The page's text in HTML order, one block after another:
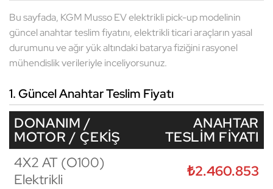
Bu sayfada, KGM Musso EV elektrikli pick-up modelinin
güncel anahtar teslim fiyatını, elektrikli ticari araçların yasal
durumunu ve ağır yük altındaki batarya fiziğini rasyonel
mühendislik verileriyle inceliyorsunuz.
1. Güncel Anahtar Teslim Fiyatı
DONANIM /
MOTOR / ÇEKIŞ
ANAHTAR
TESLIM FIYATI
4X2 AT (O100)
Elektrikli
₺2.460.853